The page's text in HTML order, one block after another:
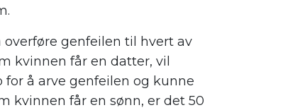
genfeilen til hvert av
kvinnen får en datter, vil
for å arve genfeilen og kunne
kvinnen får en sønn, er det 50